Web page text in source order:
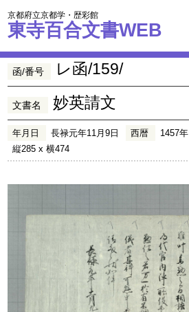
京都府立京都学・歴彩館
東寺百合文書WEB
函/番号 レ函/159/
文書名 妙英請文
年月日 長禄元年11月9日 西暦 1457年
縦285 x 横474